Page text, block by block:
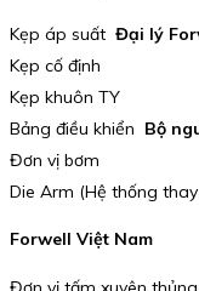
Kẹp áp suất Đại lý
Kẹp cố định
Kẹp khuôn TY
Bảng điều khiển Bộ
Đơn vị bơm
Die Arm (Hệ thống
Forwell Việt Nam